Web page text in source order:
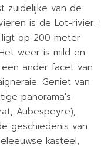
zuidelijke van de
is de Lot-rivier. :
ligt op 200 meter
weer is mild en
ander facet van
Geniet van
panorama's
Aubespeyre),
geschiedenis van
kasteel,